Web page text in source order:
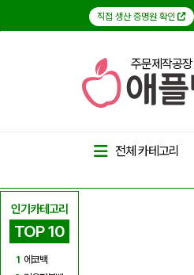
직접 생산 증명원 확인
주문제작공장
인기카테고리
TOP 10
1 에코백
전체 카테고리